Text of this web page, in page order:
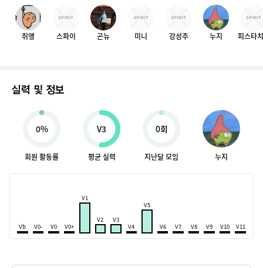
쥐앵 스파이 곤뉴 미니 강성주 누지 피스타
실력 및 정보
0%
회원 활동률
V3
평균 실력
0회
지난달 모임 누지
Vb V0- V0 V0+
V1
V2
V3
V4
V5
V6 V7 V8 V9 V10 V11